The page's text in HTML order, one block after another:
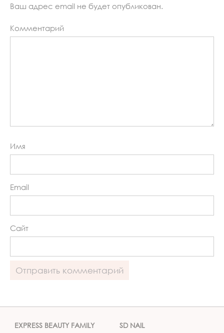
Ваш адрес email не будет опубликован.
Комментарий
Имя
Email
Сайт
EXPRESS BEAUTY FAMILY SD NAIL